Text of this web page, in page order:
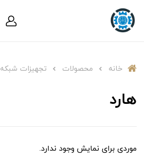
خانه محصولات تجهیزات شبکه
هارد
موردی برای نمایش وجود ندارد.